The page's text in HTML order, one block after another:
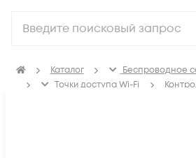
Каталог
Беспроводное
Точки доступа Wi-Fi